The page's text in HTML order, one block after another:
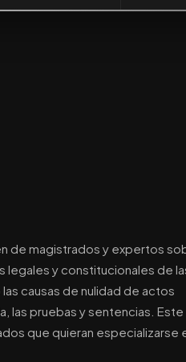
de magistrados y expertos
legales y constitucionales de
causas de nulidad de actos
las pruebas y sentencias. Este
que quieran especializarse